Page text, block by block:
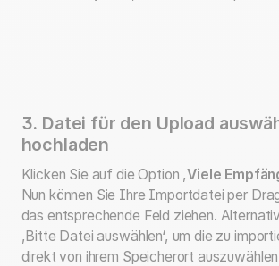
3. Datei für den Upload
hochladen
Klicken Sie auf die Option ,Viele
Nun können Sie Ihre Importdatei per
das entsprechende Feld ziehen.
,Bitte Datei auswählen‘, um die zu
direkt von ihrem Speicherort